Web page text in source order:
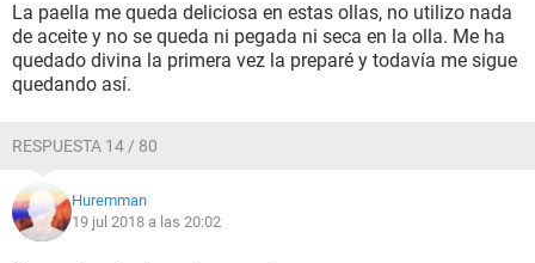
La paella me queda deliciosa en estas ollas, no utilizo nada
de aceite y no se queda ni pegada ni seca en la olla. Me ha
quedado divina la primera vez la preparé y todavía me sigue
quedando así.
RESPUESTA 14 / 80
Huremman
19 jul 2018 a las 20:02